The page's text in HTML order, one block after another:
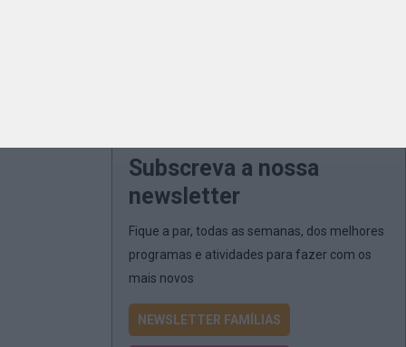
Subscreva a nossa
newsletter
Fique a par, todas as semanas, dos melhores
programas e atividades para fazer com os
mais novos
NEWSLETTER FAMÍLIAS